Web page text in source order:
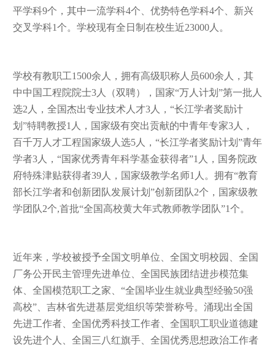
平学科9个，其中一流学科4个、优势特色学科4个、新兴
交叉学科1个。学校现有全日制在校生近23000人。
学校有教职工1500余人，拥有高级职称人员600余人，其
中中国工程院院士3人（双聘），国家“万人计划”第一批人
选2人， 全国杰出专业技术人才3人，“长江学者奖励计
划”特聘教授1人，国家级有突出贡献的中青年专家3人，
百千万人才工程国家级人选5人，“长江学者奖励计划”青年
学者3人， “国家优秀青年科学基金获得者”1人，国务院政
府特殊津贴获得者39人，国家级教学名师1人。拥有“教育
部长江学者和创新团队发展计划”创新团队2个，国家级教
学团队2个,首批“全国高校黄大年式教师教学团队”1个。
近年来，学校被授予全国文明单位、全国文明校园、全国
厂务公开民主管理先进单位、全国民族团结进步模范集
体、全国模范职工之家、 “全国毕业生就业典型经验50强
高校”、吉林省先进基层党组织等荣誉称号。涌现出全国
先进工作者、全国优秀科技工作者、全国职工职业道德建
设先进个人、全国三八红旗手、全国优秀思想政治工作者